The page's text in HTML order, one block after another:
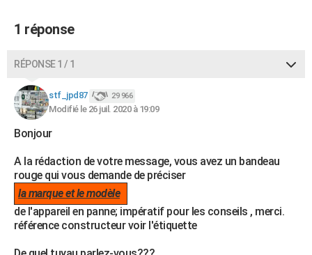
Carte de Noël
Carte Bonne année
Carte Saint-Valentin
Carte Pâques
Carte d'anniversaire
DICTIONNAIRE
Dictionnaire
Biographies
Citations
Expressions
Proverbes
PROGRAMME TV
COPAINS D'AVANT
S'inscrire
Se connecter
Lycées
Collèges
Primaires
Universités
Entreprises
Service militaire
Avis de recherche
AVIS DE DÉCÈS
Bricolage
Lifestyle
Culture
Sport
Auto
Television
Voyage
Cinema
1 réponse
RÉPONSE 1 / 1
stf_jpd87 29 966
Modifié le 26 juil. 2020 à 19:09
Bonjour
A la rédaction de votre message, vous avez un bandeau
rouge qui vous demande de préciser
la marque et le modèle
de l'appareil en panne; impératif pour les conseils , merci.
référence constructeur voir l'étiquette